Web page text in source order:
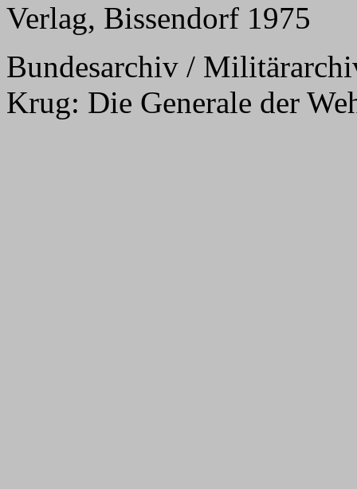
Verlag, Bissendorf 1975
Bundesarchiv /
Krug: Die Generale der